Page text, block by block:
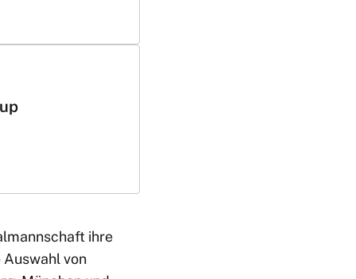
ihre
von